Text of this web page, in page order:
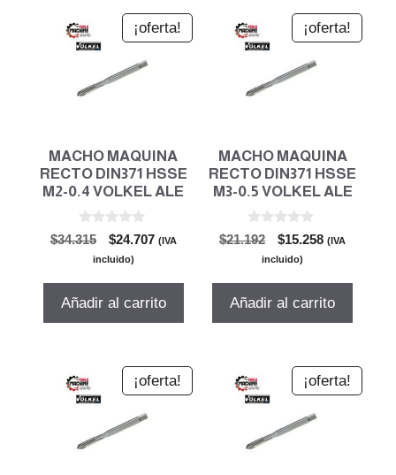
¡oferta!
MACHO MAQUINA
RECTO DIN371 HSSE
M2-0.4 VOLKEL ALE
0
d
$34.315
El
precio
era:
$24.707El
es:
(IVA
incluido)
Añadir al carrito
¡oferta!
MACHO MAQUINA
RECTO DIN371 HSSE
M3-0.5 VOLKEL ALE
0
d
$21.192
El
precio
era:
$15.258El
es:
(IVA
incluido)
Añadir al carrito
¡oferta! ¡oferta!